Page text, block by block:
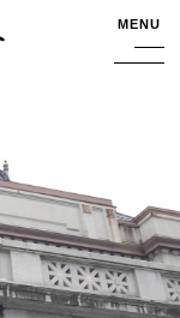
MENU